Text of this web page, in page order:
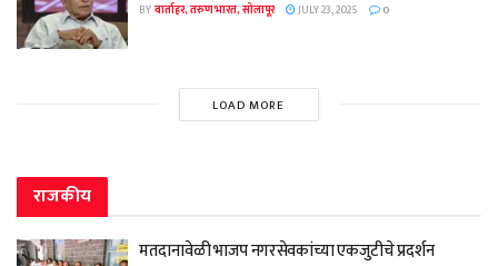
BYवार्ताहर, तरुण भारत, सोलापूर JULY 23, 2025 0
LOAD MORE
राजकीय
मतदानावेळी भाजप नगरसेवकांच्या एकजुटीचे प्रदर्शन